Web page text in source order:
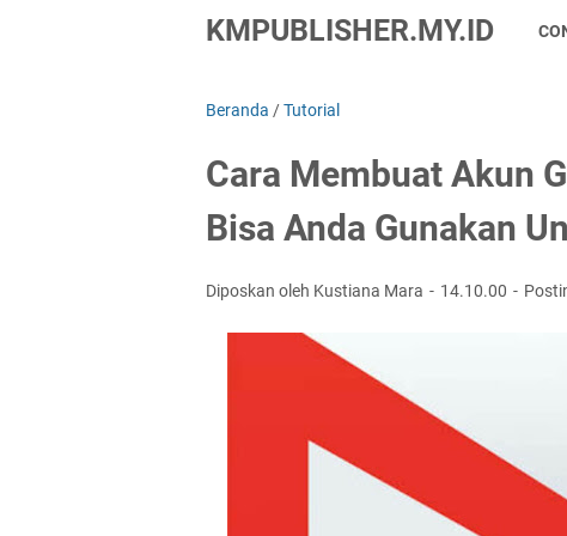
KMPUBLISHER.MY.ID
Beranda /Tutorial
Cara Membuat Akun
Bisa Anda Gunakan
Diposkan oleh Kustiana Mara 14.10.00